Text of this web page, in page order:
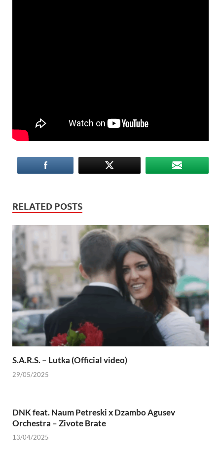
RELATED POSTS
S.A.R.S. – Lutka (Official video)
29/05/2025
DNK feat. Naum Petreski х Dzambo Agusev
Orchestra – Zivote Brate
13/04/2025